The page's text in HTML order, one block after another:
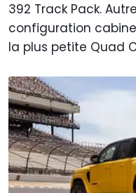
392 Track Pack.
configuration
la plus petite Quad